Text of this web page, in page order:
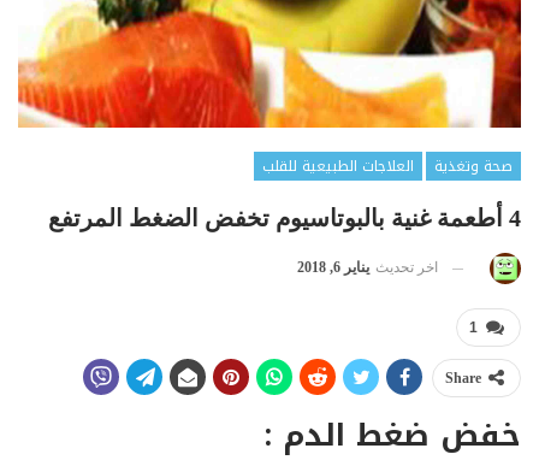
صحة وتغذية
العلاجات الطبيعية للقلب
4 أطعمة غنية بالبوتاسيوم تخفض الضغط المرتفع
اخر تحديث يناير 6, 2018
1
Share
خفض ضغط الدم :